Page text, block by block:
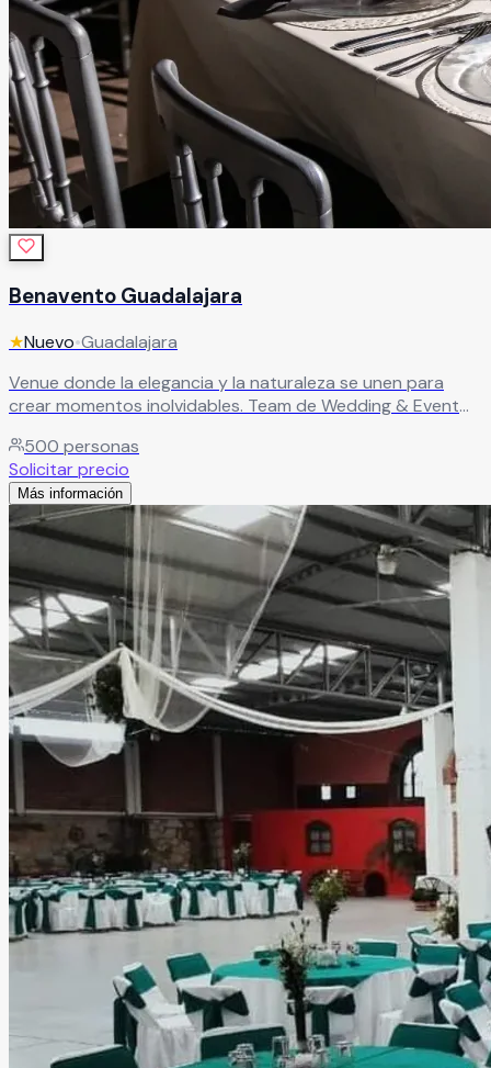
Benavento Guadalajara
★Nuevo•Guadalajara
Venue donde la elegancia y la naturaleza se unen para
crear momentos inolvidables. Team de Wedding & Event
Cada rincón diseñado para impresionar.
500 personas
Solicitar precio
Más información